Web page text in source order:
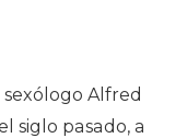
sexólogo Alfred
siglo pasado, a